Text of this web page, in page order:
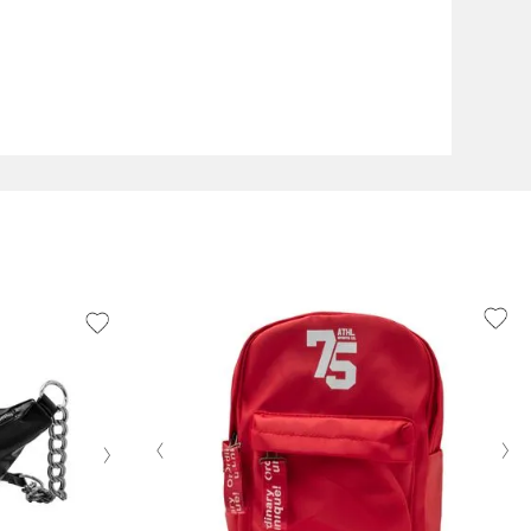
› ‹ ›